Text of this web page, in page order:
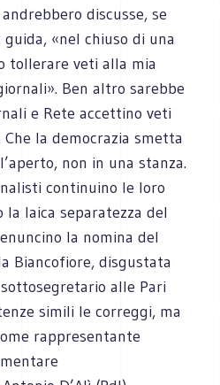
discusse, se
«nel chiuso di una
tollerare veti alla mia
Ben altro sarebbe
e Rete accettino veti
la democrazia smetta
non in una stanza.
continuino le loro
laica separatezza del
la nomina del
Biancofiore, disgustata
alle Pari
simili le correggi, ma
rappresentante